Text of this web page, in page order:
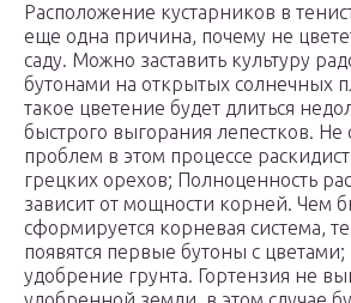
Расположение кустарников в
еще одна причина, почему не
саду. Можно заставить культуру
бутонами на открытых солнечных
такое цветение будет длиться
быстрого выгорания лепестков. Не
проблем в этом процессе
грецких орехов; Полноценность
зависит от мощности корней. Чем
сформируется корневая система,
появятся первые бутоны с
удобрение грунта. Гортензия не